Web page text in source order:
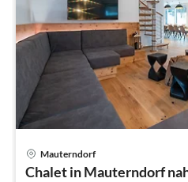
Mauterndorf
Chalet in Mauterndorf